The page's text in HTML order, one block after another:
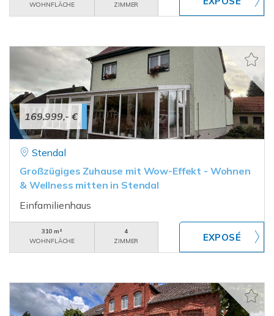
WOHNFLÄCHE
ZIMMER
169.999,- €
Stendal
Großzügiges Zuhause mit Wow-Effekt - Wohnen
& Wellness mitten in Stendal
Einfamilienhaus
310 m²
WOHNFLÄCHE
4
ZIMMER